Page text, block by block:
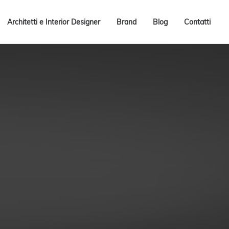
Architetti e Interior Designer Brand Blog Contatti